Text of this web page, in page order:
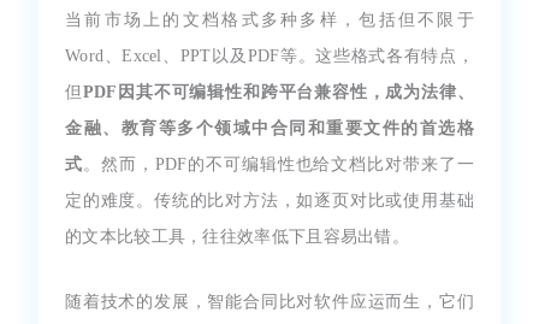
当前市场上的文档格式多种多样，包括但不限于
Word、Excel、PPT以及PDF等。这些格式各有特点，
但 PDF因其不可编辑性和跨平台兼容性，成为法律、
金融、教育等多个领域中合同和重要文件的首选格
式 。然而，PDF的不可编辑性也给文档比对带来了一
定的难度。传统的比对方法，如逐页对比或使用基础
的文本比较工具，往往效率低下且容易出错。
随着技术的发展，智能合同比对软件应运而生，它们